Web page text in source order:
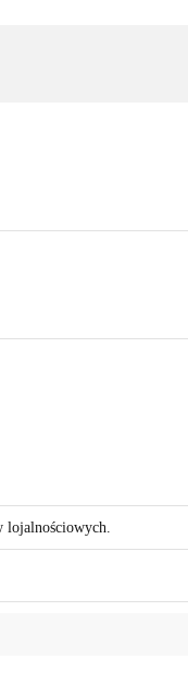
lojalnościowych.